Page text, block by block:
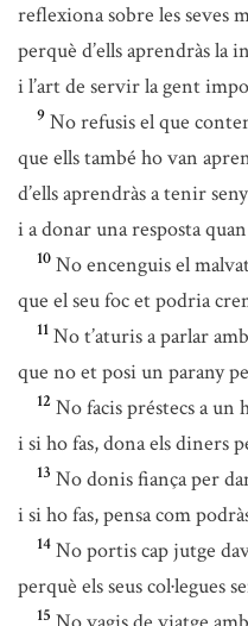
reflexiona sobre les seves
perquè d’ells aprendràs la
i l’art de servir la gent
9 No refusis el que
que ells també ho van
d’ells aprendràs a tenir seny
i a donar una resposta
10 No encenguis el
que el seu foc et podria
11 No t’aturis a parlar
que no et posi un parany
12 No facis préstecs a un
i si ho fas, dona els diners
13 No donis fiança per
i si ho fas, pensa com
14 No portis cap jutge
perquè els seus col·legues
15